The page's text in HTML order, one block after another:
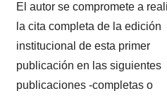
El autor se compromete a
la cita completa de la edición
institucional de esta primer
publicación en las siguientes
publicaciones -completas o